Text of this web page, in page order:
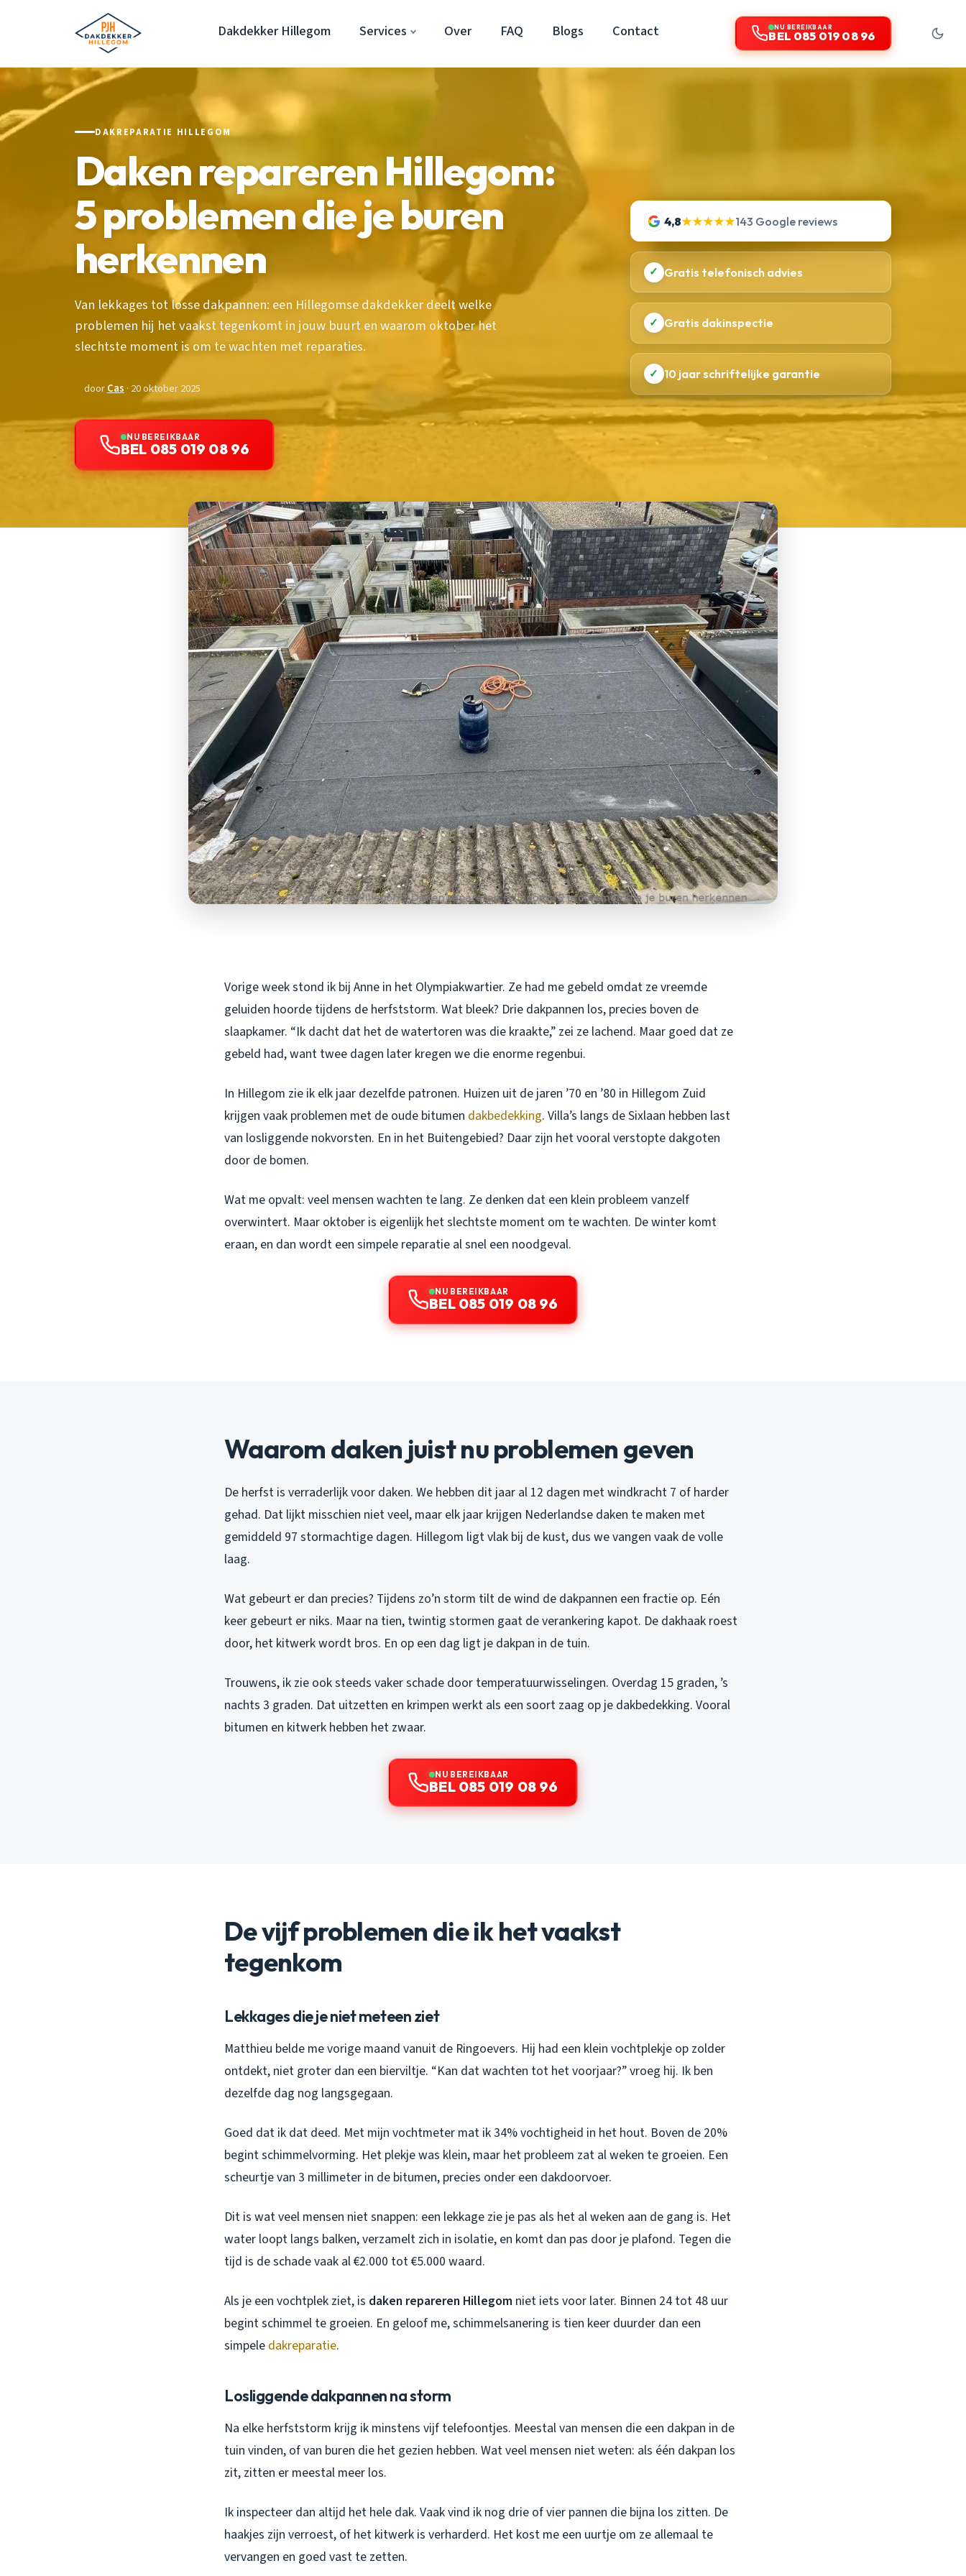
Dakdekker Hillegom Services Over FAQ Blogs Contact NU BEREIKBAAR
BEL 085 019 08 96
DAKREPARATIE HILLEGOM
Daken repareren Hillegom:
5 problemen die je buren
herkennen
Van lekkages tot losse dakpannen: een Hillegomse dakdekker deelt welke
problemen hij het vaakst tegenkomt in jouw buurt en waarom oktober het
slechtste moment is om te wachten met reparaties.
doorCas · 20 oktober 2025
NU BEREIKBAAR
BEL 085 019 08 96
4,8★★★★★143 Google reviews
✓ Gratis telefonisch advies
✓ Gratis dakinspectie
✓ 10 jaar schriftelijke garantie
Vorige week stond ik bij Anne in het Olympiakwartier. Ze had me gebeld omdat ze vreemde
geluiden hoorde tijdens de herfststorm. Wat bleek? Drie dakpannen los, precies boven de
slaapkamer. “Ik dacht dat het de watertoren was die kraakte,” zei ze lachend. Maar goed dat ze
gebeld had, want twee dagen later kregen we die enorme regenbui.
In Hillegom zie ik elk jaar dezelfde patronen. Huizen uit de jaren ’70 en ’80 in Hillegom Zuid
krijgen vaak problemen met de oude bitumen dakbedekking. Villa’s langs de Sixlaan hebben last
van losliggende nokvorsten. En in het Buitengebied? Daar zijn het vooral verstopte dakgoten
door de bomen.
Wat me opvalt: veel mensen wachten te lang. Ze denken dat een klein probleem vanzelf
overwintert. Maar oktober is eigenlijk het slechtste moment om te wachten. De winter komt
eraan, en dan wordt een simpele reparatie al snel een noodgeval.
NU BEREIKBAAR
BEL 085 019 08 96
Waarom daken juist nu problemen geven
De herfst is verraderlijk voor daken. We hebben dit jaar al 12 dagen met windkracht 7 of harder
gehad. Dat lijkt misschien niet veel, maar elk jaar krijgen Nederlandse daken te maken met
gemiddeld 97 stormachtige dagen. Hillegom ligt vlak bij de kust, dus we vangen vaak de volle
laag.
Wat gebeurt er dan precies? Tijdens zo’n storm tilt de wind de dakpannen een fractie op. Eén
keer gebeurt er niks. Maar na tien, twintig stormen gaat de verankering kapot. De dakhaak roest
door, het kitwerk wordt bros. En op een dag ligt je dakpan in de tuin.
Trouwens, ik zie ook steeds vaker schade door temperatuurwisselingen. Overdag 15 graden, ’s
nachts 3 graden. Dat uitzetten en krimpen werkt als een soort zaag op je dakbedekking. Vooral
bitumen en kitwerk hebben het zwaar.
NU BEREIKBAAR
BEL 085 019 08 96
De vijf problemen die ik het vaakst
tegenkom
Lekkages die je niet meteen ziet
Matthieu belde me vorige maand vanuit de Ringoevers. Hij had een klein vochtplekje op zolder
ontdekt, niet groter dan een bierviltje. “Kan dat wachten tot het voorjaar?” vroeg hij. Ik ben
dezelfde dag nog langsgegaan.
Goed dat ik dat deed. Met mijn vochtmeter mat ik 34% vochtigheid in het hout. Boven de 20%
begint schimmelvorming. Het plekje was klein, maar het probleem zat al weken te groeien. Een
scheurtje van 3 millimeter in de bitumen, precies onder een dakdoorvoer.
Dit is wat veel mensen niet snappen: een lekkage zie je pas als het al weken aan de gang is. Het
water loopt langs balken, verzamelt zich in isolatie, en komt dan pas door je plafond. Tegen die
tijd is de schade vaak al €2.000 tot €5.000 waard.
Als je een vochtplek ziet, is daken repareren Hillegom niet iets voor later. Binnen 24 tot 48 uur
begint schimmel te groeien. En geloof me, schimmelsanering is tien keer duurder dan een
simpele dakreparatie.
Losliggende dakpannen na storm
Na elke herfststorm krijg ik minstens vijf telefoontjes. Meestal van mensen die een dakpan in de
tuin vinden, of van buren die het gezien hebben. Wat veel mensen niet weten: als één dakpan los
zit, zitten er meestal meer los.
Ik inspecteer dan altijd het hele dak. Vaak vind ik nog drie of vier pannen die bijna los zitten. De
haakjes zijn verroest, of het kitwerk is verharderd. Het kost me een uurtje om ze allemaal te
vervangen en goed vast te zetten.